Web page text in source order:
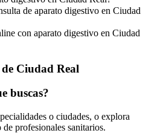
de aparato digestivo en Ciudad
con aparato digestivo en Ciudad
de Ciudad Real
buscas?
o ciudades, o explora
profesionales sanitarios.